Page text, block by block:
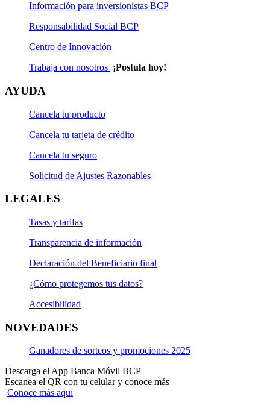
Información para inversionistas BCP
Responsabilidad Social BCP
Centro de Innovación
Trabaja con nosotros ¡Postula hoy!
AYUDA
Cancela tu producto
Cancela tu tarjeta de crédito
Cancela tu seguro
Solicitud de Ajustes Razonables
LEGALES
Tasas y tarifas
Transparencia de información
Declaración del Beneficiario final
¿Cómo protegemos tus datos?
Accesibilidad
NOVEDADES
Ganadores de sorteos y promociones 2025
Descarga el App Banca Móvil BCP
Escanea el QR con tu celular y conoce más
Conoce más aquí